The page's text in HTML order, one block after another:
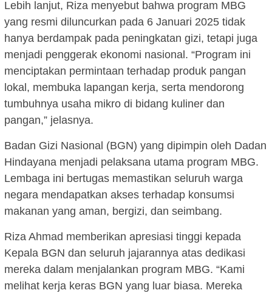
Lebih lanjut, Riza menyebut bahwa program MBG
yang resmi diluncurkan pada 6 Januari 2025 tidak
hanya berdampak pada peningkatan gizi, tetapi juga
menjadi penggerak ekonomi nasional. “Program ini
menciptakan permintaan terhadap produk pangan
lokal, membuka lapangan kerja, serta mendorong
tumbuhnya usaha mikro di bidang kuliner dan
pangan,” jelasnya.
Badan Gizi Nasional (BGN) yang dipimpin oleh Dadan
Hindayana menjadi pelaksana utama program MBG.
Lembaga ini bertugas memastikan seluruh warga
negara mendapatkan akses terhadap konsumsi
makanan yang aman, bergizi, dan seimbang.
Riza Ahmad memberikan apresiasi tinggi kepada
Kepala BGN dan seluruh jajarannya atas dedikasi
mereka dalam menjalankan program MBG. “Kami
melihat kerja keras BGN yang luar biasa. Mereka